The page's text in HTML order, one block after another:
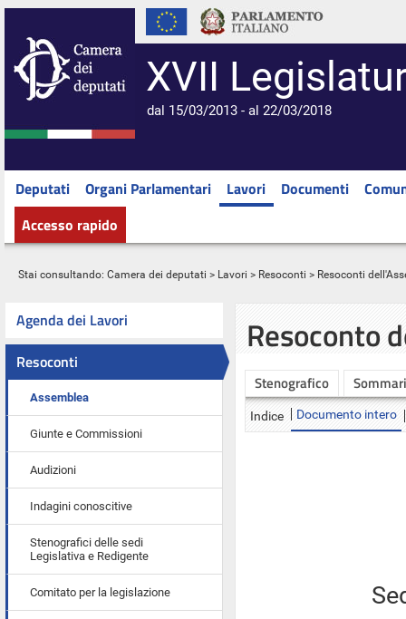
XVII
dal 15/03/2013 - al 22/03/2018
Deputati Organi Parlamentari Lavori Documenti
Accesso rapido
Stai consultando: Camera dei deputati > Lavori > Resoconti > Resoconti
Agenda dei Lavori
Resoconti
Assemblea
Giunte e Commissioni
Audizioni
Indagini conoscitive
Stenografici delle sedi
Legislativa e Redigente
Comitato per la legislazione
Resoconto
Stenografico
Indice Documento intero